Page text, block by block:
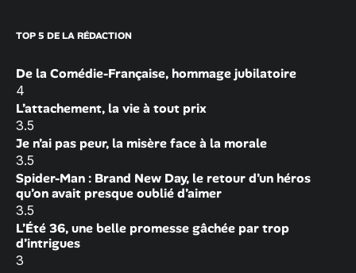
TOP 5 DE LA RÉDACTION
De la Comédie-Française, hommage jubilatoire
4
L’attachement, la vie à tout prix
3.5
Je n’ai pas peur, la misère face à la morale
3.5
Spider-Man : Brand New Day, le retour d’un héros
qu’on avait presque oublié d’aimer
3.5
L’Été 36, une belle promesse gâchée par trop
d’intrigues
3